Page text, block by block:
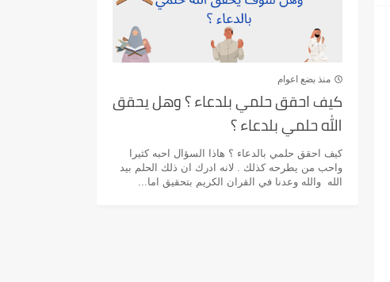
منذ بضع اعوام
كيف احقق حلمي بلدعاء ؟ وهل يحقق
الله حلمي بلدعاء ؟
كيف احقق حلمي بالدعاء ؟ هاذا السؤال احبه كثيرا
واحب من يطرحه كذلك . لانه ادرك ان ذلك الحلم بيد
الله والله وعدنا في القران الكريم بتحقيق اما...